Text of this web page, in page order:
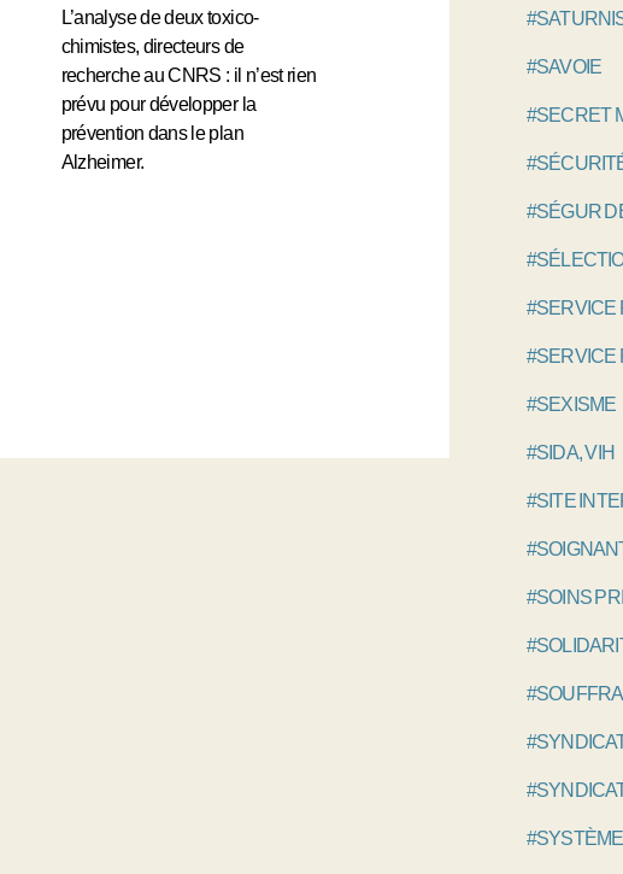
L’analyse de deux toxico-
chimistes, directeurs de
recherche au CNRS : il n’est rien
prévu pour développer la
prévention dans le plan
Alzheimer.
#SAVOIE
#SECRET
#SÉGUR
#SERVICE
#SERVICE
#SEXISME
#SIDA, VIH
#SITE
#SOINS